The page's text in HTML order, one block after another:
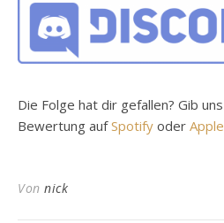
Die Folge hat dir gefallen? Gib
Bewertung aufSpotify oder
Von nick